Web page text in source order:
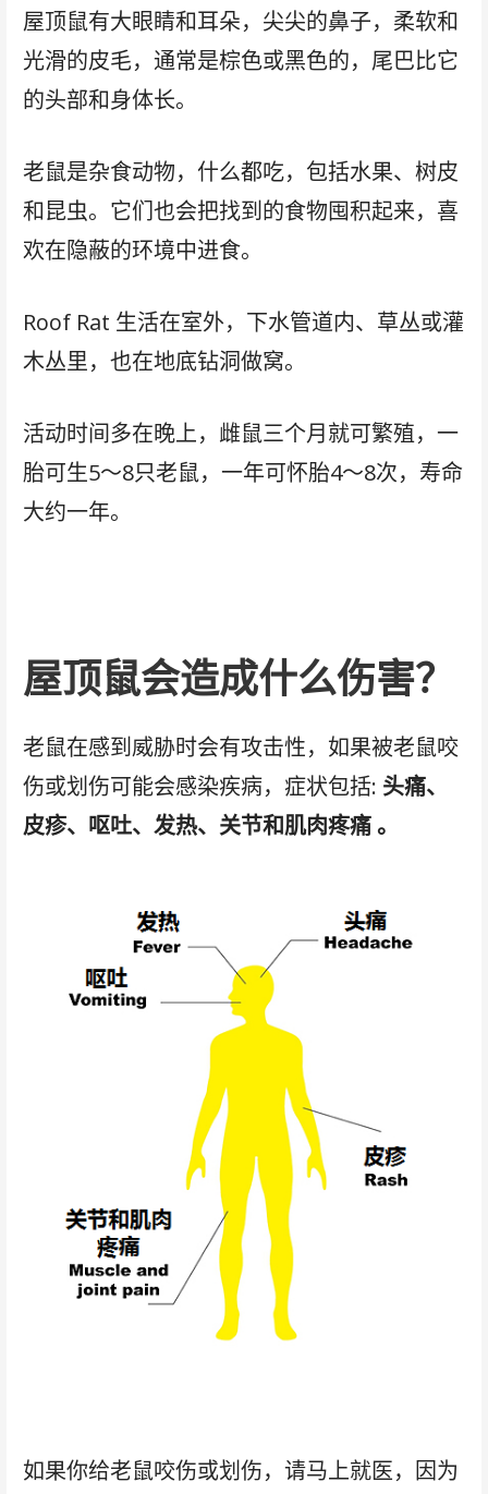
屋顶鼠有大眼睛和耳朵，尖尖的鼻子，柔软和
光滑的皮毛，通常是棕色或黑色的，尾巴比它
的头部和身体长。
老鼠是杂食动物，什么都吃，包括水果、树皮
和昆虫。它们也会把找到的食物囤积起来，喜
欢在隐蔽的环境中进食。
Roof Rat 生活在室外，下水管道内、草丛或灌
木丛里，也在地底钻洞做窝。
活动时间多在晚上，雌鼠三个月就可繁殖，一
胎可生5～8只老鼠，一年可怀胎4～8次，寿命
大约一年。
屋顶鼠会造成什么伤害？
老鼠在感到威胁时会有攻击性，如果被老鼠咬
伤或划伤可能会感染疾病，症状包括: 头痛、
皮疹、呕吐、发热、关节和肌肉疼痛 。
如果你给老鼠咬伤或划伤，请马上就医，因为